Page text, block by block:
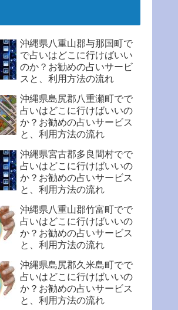
沖縄県八重山郡与那国町で
で占いはどこに行けばいい
のか？お勧めの占いサービ
スと、利用方法の流れ
沖縄県島尻郡八重瀬町でで
占いはどこに行けばいいの
か？お勧めの占いサービス
と、利用方法の流れ
沖縄県宮古郡多良間村でで
占いはどこに行けばいいの
か？お勧めの占いサービス
と、利用方法の流れ
沖縄県八重山郡竹富町でで
占いはどこに行けばいいの
か？お勧めの占いサービス
と、利用方法の流れ
沖縄県島尻郡久米島町でで
占いはどこに行けばいいの
か？お勧めの占いサービス
と、利用方法の流れ